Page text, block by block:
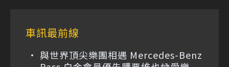
車訊最前線
與世界頂尖樂團相遇 Mercedes-Benz